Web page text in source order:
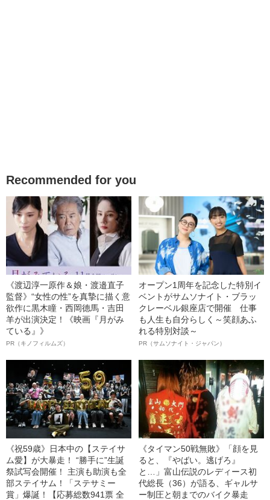
Recommended for you
《渡辺淳一原作＆娘・渡邉直子
監督》“女性の性”を真摯に描く意
欲作に黒木瞳・西岡德馬・吉田
羊が出演決定！《映画『月がみ
ている』》
PR（キノフィルムズ）
オープン1周年を記念した特別イ
ベントがサムソナイト・ブラッ
クレーベル銀座店で開催 仕事
も人生も自分らしく～笑顔あふ
れる特別対談～
PR（サムソナイト・ジャパン）
《祝59歳》日本中の【ステイサ
ム愛】が大暴走！ “勝手に”生誕
祭試写会開催！ 主演も助演も全
部ステイサム！「ステサミー
賞」爆誕！【応募総数941票 全
《タイマン50戦無敗》「顔を見
ると、『やばい。逃げろ』
と…」富山伝説のレディース初
代総長（36）が語る、ギャルサ
ー制圧と朝までのバイク暴走